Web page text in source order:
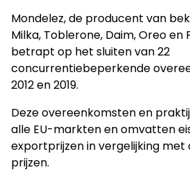
Mondelez, de producent van
Milka, Toblerone, Daim, Oreo en
betrapt op het sluiten van 22
concurrentiebeperkende
2012 en 2019.
Deze overeenkomsten en
alle EU-markten en omvatten
exportprijzen in vergelijking met
prijzen.